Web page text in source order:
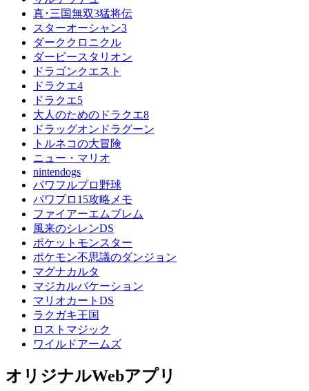
真･三国無双3猛将伝
スターオーシャン3
ダーククロニクル
ダービースタリオン
ドラゴンクエスト
ドラクエ4
ドラクエ5
大人のためのドラクエ8
ドラッグオンドラグーン
トルネコの大冒険
ニュー・マリオ
nintendogs
パワフルプロ野球
パワプロ15攻略メモ
ファイアーエムブレム
風来のシレンDS
ポケットモンスター
ポケモン不思議のダンジョン
マグナカルタ
マジカルバケーション
マリオカートDS
ラクガキ王国
ロストマジック
ワイルドアームズ
オリジナルWebアプリ